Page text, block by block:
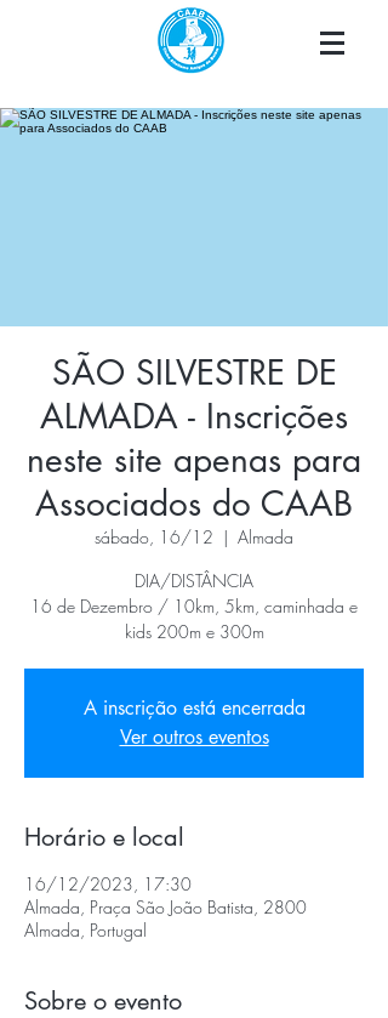
SÃO SILVESTRE DE
ALMADA - Inscrições
neste site apenas para
Associados do CAAB
sábado, 16/12
  |
Almada
DIA/DISTÂNCIA
16 de Dezembro / 10km, 5km, caminhada e
kids 200m e 300m
A inscrição está encerrada
Ver outros eventos
Horário e local
16/12/2023, 17:30
Almada, Praça São João Batista, 2800
Almada, Portugal
Sobre o evento